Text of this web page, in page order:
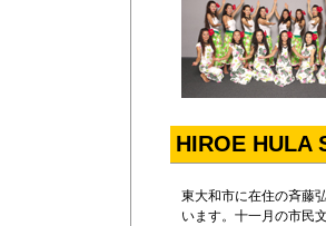
HIROE HULA
東大和市に在住の斉藤
います。十一月の市民